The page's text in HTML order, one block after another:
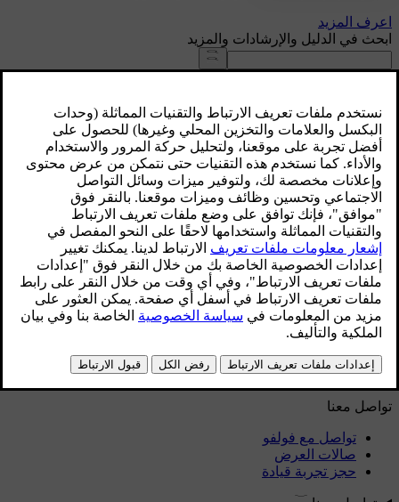
اعرف المزيد
ابحث في الدليل والإرشادات والمزيد
دليل الاستخدام
برامج السيارة
الأجزاء الداخلية
خارجي
المعلومات التنظيمية
قم بتنزيل التطبيق
الاطلاع على آخر تحديثات البرامج